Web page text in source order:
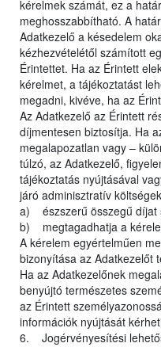
kérelmek számát, ez a
meghosszabbítható. A
Adatkezelő a késedelem
kézhezvételétől számított
Érintettet. Ha az Érintett
kérelmet, a tájékoztatást
megadni, kivéve, ha az
Az Adatkezelő az Érintett
díjmentesen biztosítja. Ha
megalapozatlan vagy –
túlzó, az Adatkezelő,
tájékoztatás nyújtásával
járó adminisztratív
a) észszerű összegű díjat
b) megtagadhatja a
A kérelem egyértelműen
bizonyítása az Adatkezelőt
Ha az Adatkezelőnek
benyújtó természetes
az Érintett
információk nyújtását
6. Jogérvényesítési